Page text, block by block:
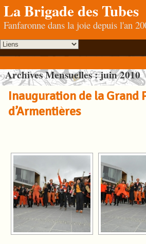
La Brigade des Tubes
Fanfaronne dans la joie depuis l'an
Archives Mensuelles :juin 2010
Inauguration de la Grand
d’Armentières